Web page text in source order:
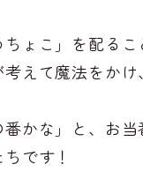
ょこ」を配る
えて魔法をかけ
かな」と、お
です！